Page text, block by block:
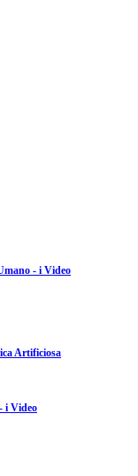
- i Video
Artificiosa
i Video